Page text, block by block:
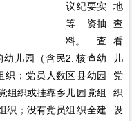
儿园（含民
织；党员人数
组织或挂靠乡
织；没有党员
议纪要
等资
料。
2.核查
区县幼
儿园党
组织全
实地
抽查
查看
幼儿
园党
组织
建设